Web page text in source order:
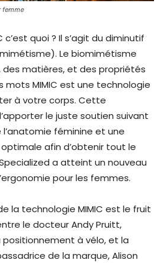
femme
c’est quoi ? Il s’agit du diminutif
Le biomimétisme
des matières, et des propriétés
mots MIMIC est une technologie
à votre corps. Cette
le juste soutien suivant
l’anatomie féminine et une
afin d’obtenir tout le
a atteint un nouveau
pour les femmes.
la technologie MIMIC est le fruit
le docteur Andy Pruitt,
à vélo, et la
de la marque, Alison